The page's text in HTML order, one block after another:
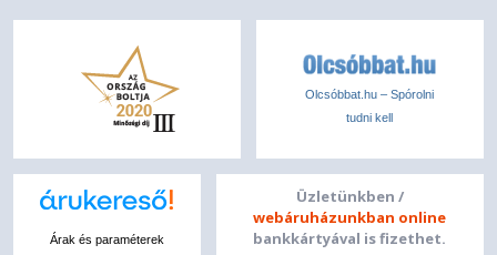
Olcsóbbat.hu – Spórolni
tudni kell
Árak és paraméterek
Üzletünkben /
webáruházunkban online
bankkártyával is fizethet.